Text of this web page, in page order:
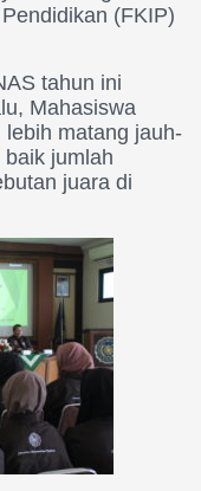
(FKIP)
tahun ini
Mahasiswa
matang jauh-
jumlah
juara di